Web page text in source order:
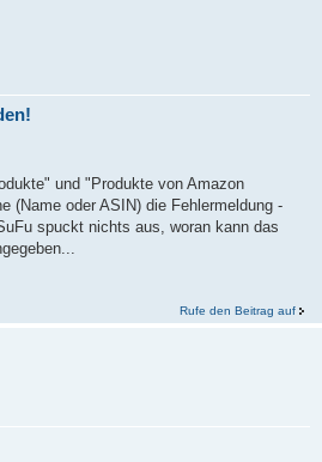
und "Produkte von Amazon
(Name oder ASIN) die Fehlermeldung -
spuckt nichts aus, woran kann das
Rufe den Beitrag auf